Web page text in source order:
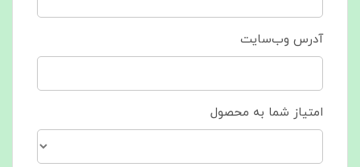
آدرس وب‌سایت
امتیاز شما به محصول